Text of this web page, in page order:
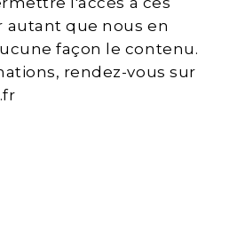
autant que nous en
façon le contenu.
rendez-vous sur